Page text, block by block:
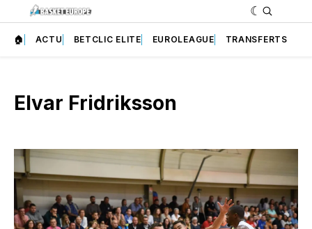
🏠 ACTU BETCLIC ELITE EUROLEAGUE TRANSFERTS
Elvar Fridriksson